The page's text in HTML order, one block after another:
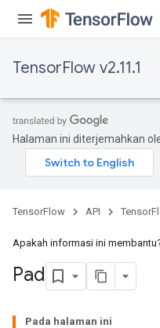
TensorFlow v2.11.1
Halaman ini diterjemahkan
TensorFlow API
Apakah informasi ini
Pad
Pada halaman ini